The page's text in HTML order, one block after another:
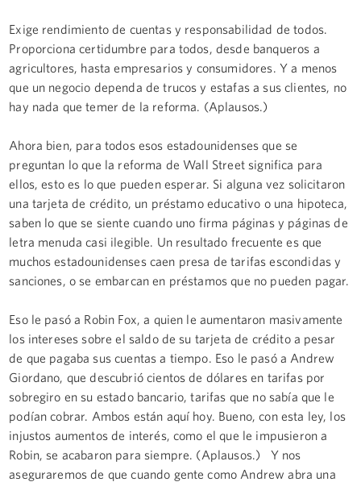
Exige rendimiento de cuentas y responsabilidad de todos.
Proporciona certidumbre para todos, desde banqueros a
agricultores, hasta empresarios y consumidores. Y a menos
que un negocio dependa de trucos y estafas a sus clientes, no
hay nada que temer de la reforma. (Aplausos.)
Ahora bien, para todos esos estadounidenses que se
preguntan lo que la reforma de Wall Street significa para
ellos, esto es lo que pueden esperar. Si alguna vez solicitaron
una tarjeta de crédito, un préstamo educativo o una hipoteca,
saben lo que se siente cuando uno firma páginas y páginas de
letra menuda casi ilegible. Un resultado frecuente es que
muchos estadounidenses caen presa de tarifas escondidas y
sanciones, o se embarcan en préstamos que no pueden pagar.
Eso le pasó a Robin Fox, a quien le aumentaron masivamente
los intereses sobre el saldo de su tarjeta de crédito a pesar
de que pagaba sus cuentas a tiempo. Eso le pasó a Andrew
Giordano, que descubrió cientos de dólares en tarifas por
sobregiro en su estado bancario, tarifas que no sabía que le
podían cobrar. Ambos están aquí hoy. Bueno, con esta ley, los
injustos aumentos de interés, como el que le impusieron a
Robin, se acabaron para siempre. (Aplausos.) Y nos
aseguraremos de que cuando gente como Andrew abra una